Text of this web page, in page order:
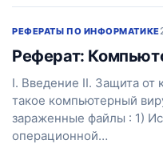
РЕФЕРАТЫ ПО ИНФОРМАТИКЕ
Реферат:
I. Введение II. Защита от
такое компьютерный
зараженные файлы : 1)
операционной…